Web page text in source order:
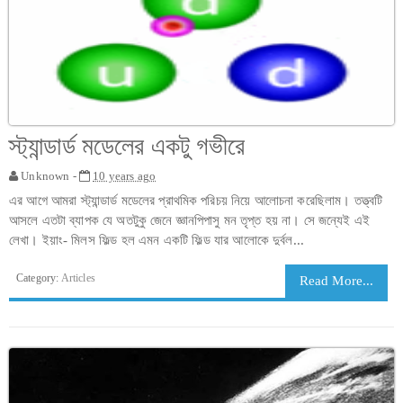
স্ট্যান্ডার্ড মডেলের একটু গভীরে
Unknown - 10 years ago
এর আগে আমরা স্ট্যান্ডার্ড মডেলের প্রাথমিক পরিচয় নিয়ে আলোচনা করেছিলাম। তত্ত্বটি
আসলে এতটা ব্যাপক যে অতটুকু জেনে জ্ঞানপিপাসু মন তৃপ্ত হয় না। সে জন্যেই এই
লেখা। ইয়াং- মিলস ফিল্ড হল এমন একটি ফিল্ড যার আলোকে দুর্বল...
Category: Articles Read More...